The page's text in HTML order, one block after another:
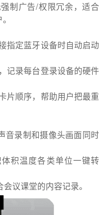
制广告/权限冗余，适合
指定蓝牙设备时自动启动
记录每台登录设备的硬件
片顺序，帮助用户把最重
音录制和摄像头画面同时
积温度各类单位一键转
议课堂的内容记录。